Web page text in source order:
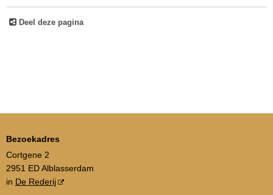
Deel deze pagina
Bezoekadres
Cortgene 2
2951 ED Alblasserdam
in De Rederij